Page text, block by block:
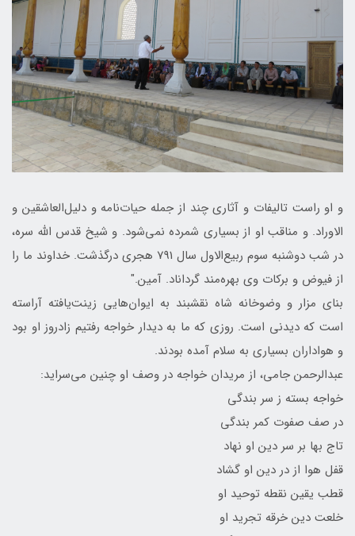
و او راست تالیفات و آثاری چند از جمله حیات‌نامه و دلیل‌العاشقین و
الاوراد. و مناقب او از بسیاری شمرده نمی‌شود. و شیخ قدس الله سره،
در شب دوشنبه سوم ربیع‌الاول سال 791 هجری درگذشت. خداوند ما را
از فیوض و برکات وی بهره‌مند گرداناد. آمین."
بنای مزار و وضوخانه شاه نقشبند به ایوان‌هایی زینت‌یافته آراسته
است که دیدنی است. روزی که ما به دیدار خواجه رفتیم زادروز او بود
و هواداران بسیاری به سلام آمده بودند.
عبدالرحمن جامی، از مریدان خواجه در وصف او چنین می‌سراید:
خواجه بسته ز سر بندگی
در صف صفوت کمر بندگی
تاج بها بر سر دین او نهاد
قفل هوا از در دین او گشاد
قطب یقین نقطه توحید او
خلعت دین خرقه تجرید او